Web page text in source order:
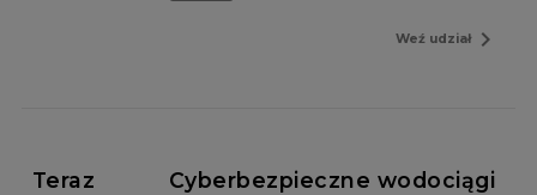
Weź udziałnavigate_next
Teraz
Cyberbezpieczne wodociągi